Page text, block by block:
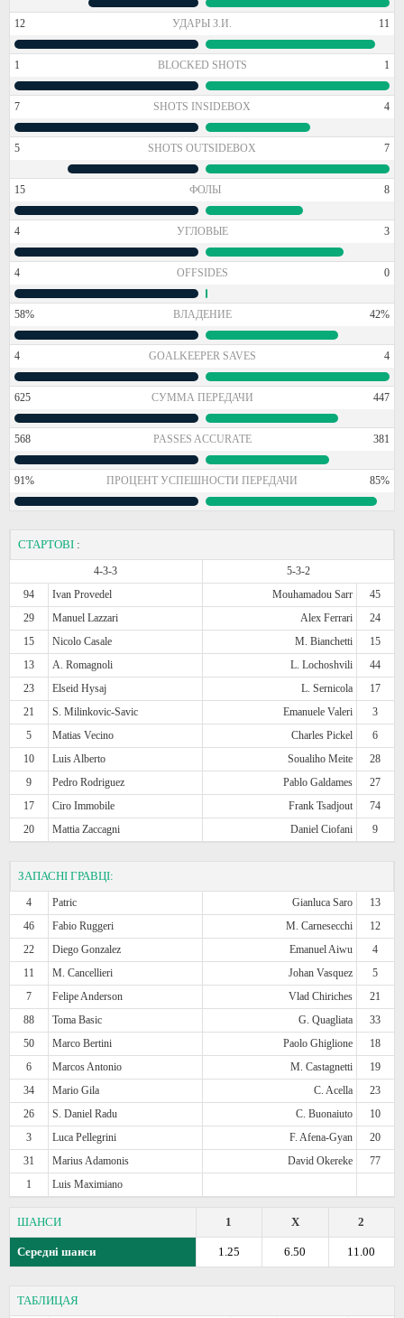
12 УДАРЫ З.И. 11
1 BLOCKED SHOTS 1
7 SHOTS INSIDEBOX 4
5 SHOTS OUTSIDEBOX 7
15 ФОЛЫ 8
4 УГЛОВЫЕ 3
4 OFFSIDES 0
58% ВЛАДЕНИЕ 42%
4 GOALKEEPER SAVES 4
625 СУММА ПЕРЕДАЧИ 447
568 PASSES ACCURATE 381
91% ПРОЦЕНТ УСПЕШНОСТИ ПЕРЕДАЧИ 85%
СТАРТОВІ :
4-3-3
5-3-2
94
Ivan Provedel Mouhamadou Sarr
45
29
Manuel Lazzari Alex Ferrari
24
15
Nicolo Casale M. Bianchetti
15
13
A. Romagnoli L. Lochoshvili
44
23
Elseid Hysaj L. Sernicola
17
21
S. Milinkovic-Savic Emanuele Valeri
3
5
Matias Vecino Charles Pickel
6
10
Luis Alberto Soualiho Meite
28
9
Pedro Rodriguez Pablo Galdames
27
17
Ciro Immobile Frank Tsadjout
74
20
Mattia Zaccagni Daniel Ciofani 9
ЗАПАСНІ ГРАВЦІ:
4 Patric Gianluca Saro
13
46
Fabio Ruggeri M. Carnesecchi
12
22
Diego Gonzalez Emanuel Aiwu
4
11
M. Cancellieri Johan Vasquez
5
7
Felipe Anderson Vlad Chiriches
21
88
Toma Basic G. Quagliata
33
50
Marco Bertini Paolo Ghiglione
18
6
Marcos Antonio M. Castagnetti
19
34
Mario Gila C. Acella
23
26
S. Daniel Radu C. Buonaiuto
10
3
Luca Pellegrini F. Afena-Gyan
20
31
Marius Adamonis David Okereke
77
1
Luis Maximiano
ШАНСИ 2
X
1
Середні шанси 11.00
6.50
1.25
ТАБЛИЦАЯ